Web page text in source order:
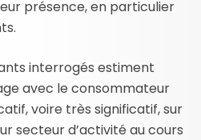
présence, en particulier
interrogés estiment
avec le consommateur
voire très significatif, sur
secteur d’activité au cours